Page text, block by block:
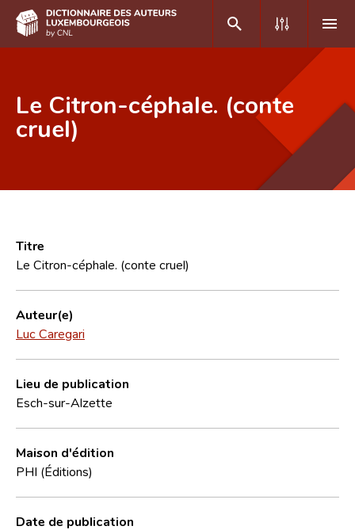
Foire aux questions
CNL
Équipe scientifique
Contact
Le Citron-céphale. (conte
cruel)
Titre
Le Citron-céphale. (conte cruel)
Auteur(e)
Luc Caregari
Lieu de publication
Esch-sur-Alzette
Maison d'édition
PHI (Éditions)
Date de publication